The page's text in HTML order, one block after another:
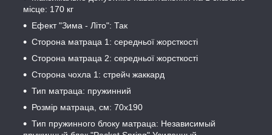
місце: 170 кг
Ефект "Зима - Літо": Так
Сторона матраца 1: середньої жорсткості
Сторона матраца 2: середньої жорсткості
Сторона чохла 1: стрейч жаккард
Тип матраца: пружинний
Розмір матраца, см: 70х190
Тип пружинного блоку матраца: Независимый